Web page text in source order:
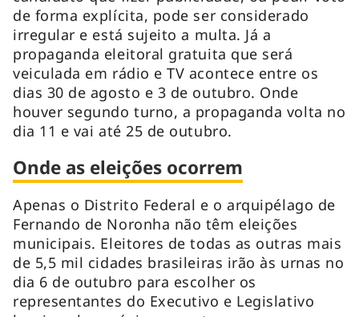
de forma explícita, pode ser considerado
irregular e está sujeito a multa. Já a
propaganda eleitoral gratuita que será
veiculada em rádio e TV acontece entre os
dias 30 de agosto e 3 de outubro. Onde
houver segundo turno, a propaganda volta no
dia 11 e vai até 25 de outubro.
Onde as eleições ocorrem
Apenas o Distrito Federal e o arquipélago de
Fernando de Noronha não têm eleições
municipais. Eleitores de todas as outras mais
de 5,5 mil cidades brasileiras irão às urnas no
dia 6 de outubro para escolher os
representantes do Executivo e Legislativo